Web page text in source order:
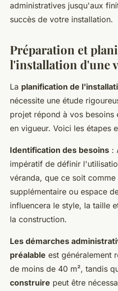
administratives jusqu'aux
succès de votre installation.
Préparation et
l'installation d'une
La planification de
nécessite une étude
projet répond à vos besoins
en vigueur. Voici les étapes
Identification des besoins :
impératif de définir
véranda, que ce soit
supplémentaire ou espace
influencera le style, la taille
la construction.
Les démarches
préalable est généralement
de moins de 40 m², tandis
construire peut être